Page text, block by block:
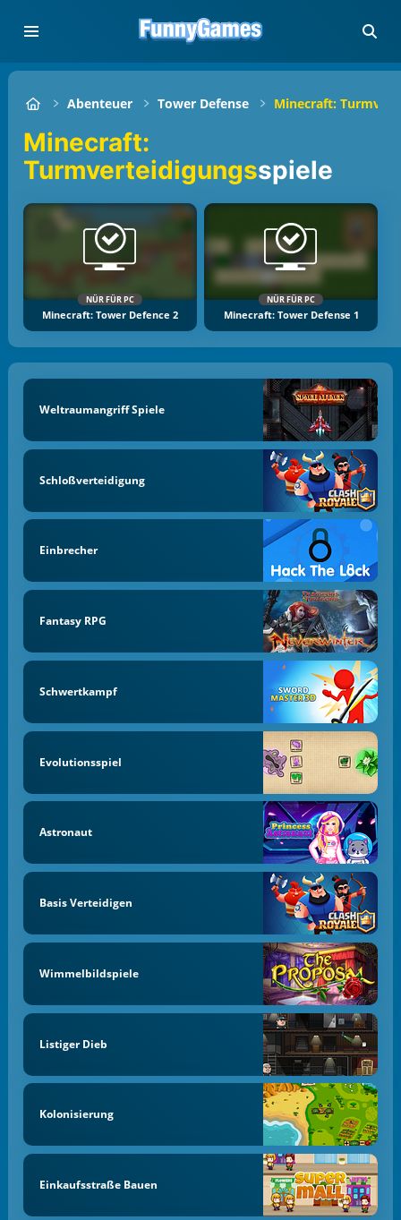
Abenteuer Tower Defense Minecraft:
Minecraft:
Turmverteidigungsspiele
NÜR FÜR PC
Minecraft: Tower Defence 2
NÜR FÜR PC
Minecraft: Tower Defense 1
Weltraumangriff Spiele
Schloßverteidigung
Einbrecher
Fantasy RPG
Schwertkampf
Evolutionsspiel
Astronaut
Basis Verteidigen
Wimmelbildspiele
Listiger Dieb
Kolonisierung
Einkaufsstraße Bauen